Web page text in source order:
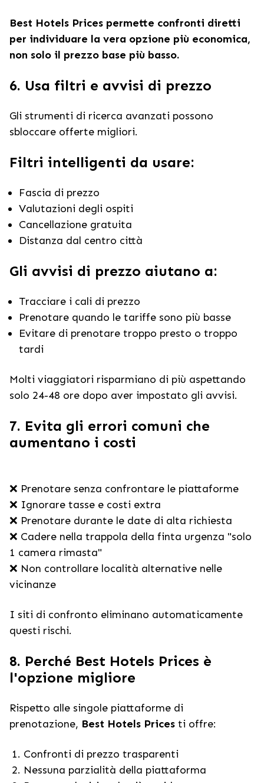
Best Hotels Prices permette confronti diretti
per individuare la vera opzione più economica,
non solo il prezzo base più basso.
6. Usa filtri e avvisi di prezzo
Gli strumenti di ricerca avanzati possono
sbloccare offerte migliori.
Filtri intelligenti da usare:
Fascia di prezzo
Valutazioni degli ospiti
Cancellazione gratuita
Distanza dal centro città
Gli avvisi di prezzo aiutano a:
Tracciare i cali di prezzo
Prenotare quando le tariffe sono più basse
Evitare di prenotare troppo presto o troppo
tardi
Molti viaggiatori risparmiano di più aspettando
solo 24-48 ore dopo aver impostato gli avvisi.
7. Evita gli errori comuni che
aumentano i costi
❌ Prenotare senza confrontare le piattaforme
❌ Ignorare tasse e costi extra
❌ Prenotare durante le date di alta richiesta
❌ Cadere nella trappola della finta urgenza "solo
1 camera rimasta"
❌ Non controllare località alternative nelle
vicinanze
I siti di confronto eliminano automaticamente
questi rischi.
8. Perché Best Hotels Prices è
l'opzione migliore
Rispetto alle singole piattaforme di
prenotazione, Best Hotels Prices ti offre:
Confronti di prezzo trasparenti
Nessuna parzialità della piattaforma